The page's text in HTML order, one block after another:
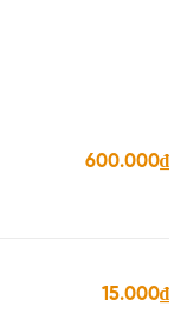
600.000₫
15.000₫